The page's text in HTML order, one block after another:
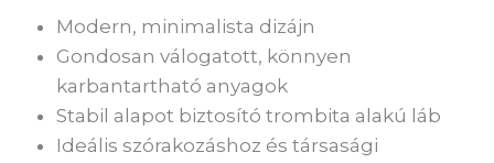
Modern, minimalista dizájn
Gondosan válogatott, könnyen
karbantartható anyagok
Stabil alapot biztosító trombita alakú láb
Ideális szórakozáshoz és társasági